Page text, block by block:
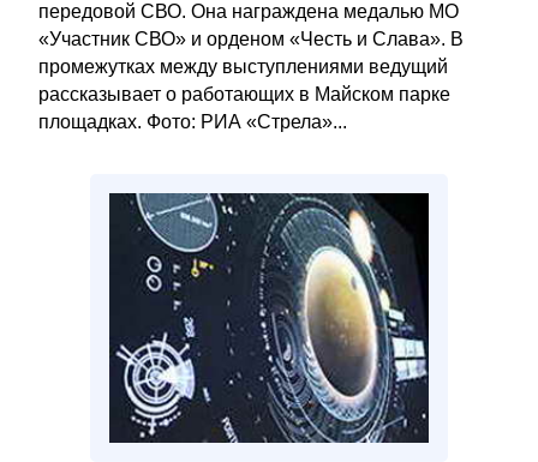
передовой СВО. Она награждена медалью МО
«Участник СВО» и орденом «Честь и Слава». В
промежутках между выступлениями ведущий
рассказывает о работающих в Майском парке
площадках. Фото: РИА «Стрела»...